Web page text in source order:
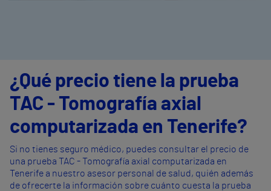
¿Qué precio tiene la prueba
TAC - Tomografía axial
computarizada en Tenerife?
Si no tienes seguro médico, puedes consultar el precio de
una prueba TAC - Tomografía axial computarizada en
Tenerife a nuestro asesor personal de salud, quién además
de ofrecerte la información sobre cuánto cuesta la prueba